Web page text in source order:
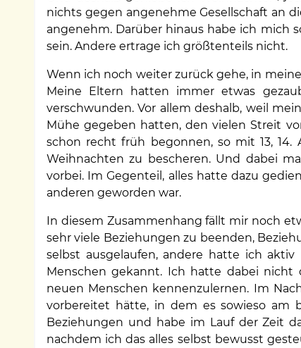
nichts gegen angenehme Gesellschaft an
angenehm. Darüber hinaus habe ich mich
sein. Andere ertrage ich größtenteils nicht.
Wenn ich noch weiter zurück gehe, in
Meine Eltern hatten immer etwas
verschwunden. Vor allem deshalb, weil
Mühe gegeben hatten, den vielen Streit
schon recht früh begonnen, so mit 13,
Weihnachten zu bescheren. Und dabei
vorbei. Im Gegenteil, alles hatte dazu
anderen geworden war.
In diesem Zusammenhang fällt mir noch
sehr viele Beziehungen zu beenden,
selbst ausgelaufen, andere hatte ich
Menschen gekannt. Ich hatte dabei nicht
neuen Menschen kennenzulernen. Im
vorbereitet hätte, in dem es sowieso am
Beziehungen und habe im Lauf der Zeit
nachdem ich das alles selbst bewusst